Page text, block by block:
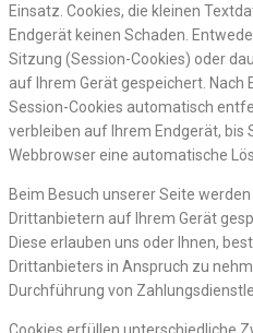
Einsatz. Cookies, die kleinen
Endgerät keinen Schaden.
Sitzung (Session-Cookies) oder
auf Ihrem Gerät gespeichert. Nach
Session-Cookies automatisch
verbleiben auf Ihrem Endgerät, bis
Webbrowser eine automatische
Beim Besuch unserer Seite
Drittanbietern auf Ihrem Gerät
Diese erlauben uns oder Ihnen,
Drittanbieters in Anspruch zu
Durchführung von
Cookies erfüllen unterschiedliche